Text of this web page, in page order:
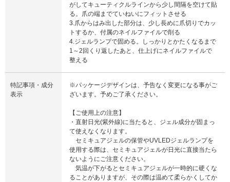
がしてキューティクルラインから少し間隔を空けて貼
る。爪の端までていねいにフィットさせる
3.爪からはみ出した部分は、少し長めに爪切りでカッ
トするか、付属のネイルファイルで削る
4.ジェルランプで固める。しっかりとかたくなるまで
1～2回くり返したあと、仕上げにネイルファイルで
整える
特記事項・成分
表示
※パッケージデザインは、予告なく変更になる事がご
ざいます。予めご了承ください。
【ご使用上の注意】
・直射日光(紫外線)に当たると、ジェル成分が固まっ
て使えなくなります。
セミキュアジェルの保管やUVLEDジェルランプを
使用する際は、セミキュアジェルが日光に直接当たら
ないようにご注意ください。
気温が下がるとセミキュアジェルが一時的に硬くな
ることがありますが、その際は温めて柔らかくしてか